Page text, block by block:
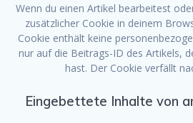
Wenn du einen Artikel bearbeitest
zusätzlicher Cookie in deinem
Cookie enthält keine
nur auf die Beitrags-ID des Artikels,
hast. Der Cookie verfällt
Eingebettete Inhalte von